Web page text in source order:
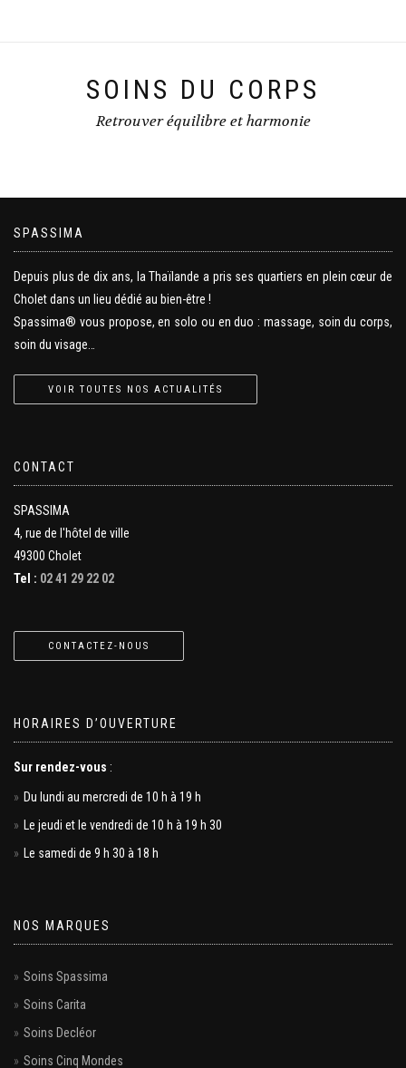
SOINS DU CORPS
Retrouver équilibre et harmonie
SPASSIMA
Depuis plus de dix ans, la Thaïlande a pris ses quartiers en plein cœur de
Cholet dans un lieu dédié au bien-être !
Spassima® vous propose, en solo ou en duo : massage, soin du corps,
soin du visage…
VOIR TOUTES NOS ACTUALITÉS
CONTACT
SPASSIMA
4, rue de l'hôtel de ville
49300 Cholet
Tel : 02 41 29 22 02
CONTACTEZ-NOUS
HORAIRES D’OUVERTURE
Sur rendez-vous :
Du lundi au mercredi de 10 h à 19 h
Le jeudi et le vendredi de 10 h à 19 h 30
Le samedi de 9 h 30 à 18 h
NOS MARQUES
Soins Spassima
Soins Carita
Soins Decléor
Soins Cinq Mondes